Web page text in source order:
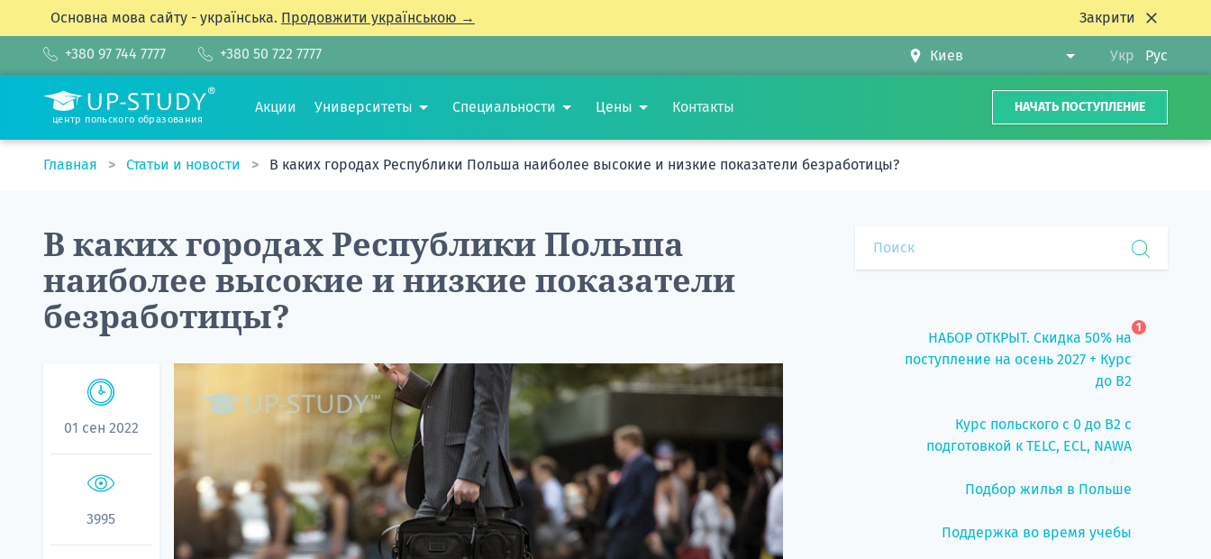
Основна мова сайту - українська. Продовжити українською → Закрити
+380 97 744 7777 +380 50 722 7777 Укр Рус
центр польского образования
Акции Университеты Специальности Цены Контакты НАЧАТЬ ПОСТУПЛЕНИЕ
Главная Статьи и новости В каких городах Республики Польша наиболее высокие и низкие показатели безработицы?
В каких городах Республики Польша
наиболее высокие и низкие показатели
безработицы?
01 сен 2022
3995
НАБОР ОТКРЫТ. Скидка 50% на
поступление на осень 2027 + Курс
до B2
1
Курс польского с 0 до B2 с
подготовкой к TELC, ECL, NAWA
Подбор жилья в Польше
Поддержка во время учебы